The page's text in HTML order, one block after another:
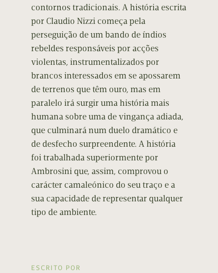
contornos tradicionais. A história escrita
por Claudio Nizzi começa pela
perseguição de um bando de índios
rebeldes responsáveis por acções
violentas, instrumentalizados por
brancos interessados em se apossarem
de terrenos que têm ouro, mas em
paralelo irá surgir uma história mais
humana sobre uma de vingança adiada,
que culminará num duelo dramático e
de desfecho surpreendente. A história
foi trabalhada superiormente por
Ambrosini que, assim, comprovou o
carácter camaleónico do seu traço e a
sua capacidade de representar qualquer
tipo de ambiente.
ESCRITO POR